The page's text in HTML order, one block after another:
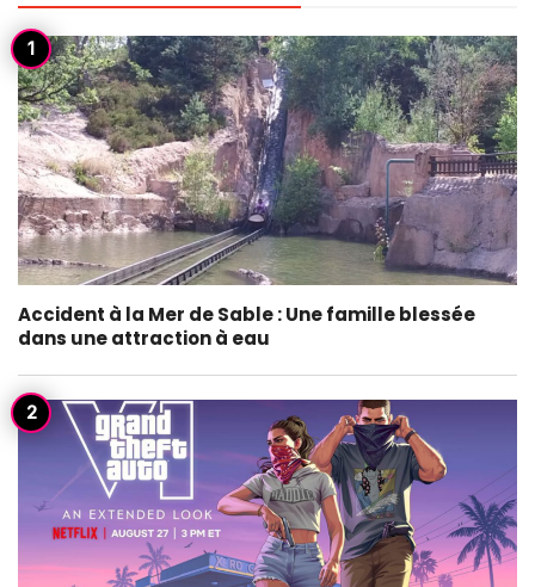
Accident à la Mer de Sable : Une famille blessée
dans une attraction à eau